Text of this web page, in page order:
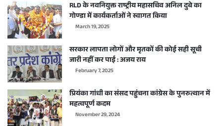
RLD के नवनियुक्त राष्ट्रीय महासचिव अनिल दुबे का
गोण्डा में कार्यकर्ताओं ने स्वागत किया
March 19, 2025
सरकार लापता लोगों और मृतकों की कोई सही सूची
जारी नहीं कर पाई : अजय राय
February 7, 2025
प्रियंका गांधी का संसद पहुंचना कांग्रेस के पुनरुत्थान में
महत्वपूर्ण कदम
November 29, 2024